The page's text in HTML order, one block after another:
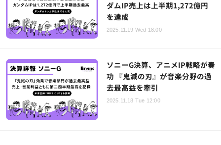
ダムIP売上は上半期1,272億円
を達成
2025.11.19 Wed 18:00
ソニーG決算、アニメIP戦略が奏
功 『鬼滅の刃』が音楽分野の過
去最高益を牽引
2025.11.18 Tue 12:00